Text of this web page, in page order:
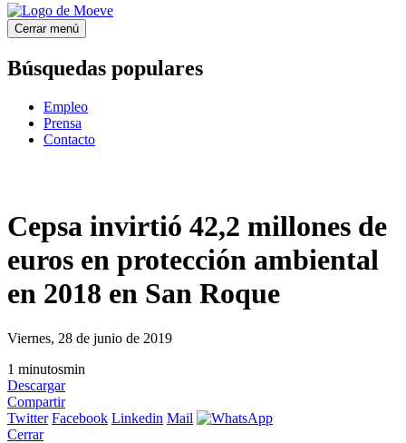
Cerrar menú
Búsquedas populares
Empleo
Prensa
Contacto
Cepsa invirtió 42,2 millones de
euros en protección ambiental
en 2018 en San Roque
Viernes, 28 de junio de 2019
1 minutosmin
Descargar
Compartir
Twitter Facebook Linkedin Mail
Cerrar